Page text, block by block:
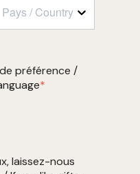
Pays / Country
préférence /
*
laissez-nous